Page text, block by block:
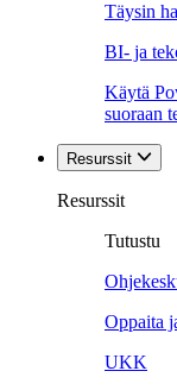
Täysin
BI- ja
Käytä
suoraan
Resurssit
Resurssit
Tutustu
Oppaita
UKK